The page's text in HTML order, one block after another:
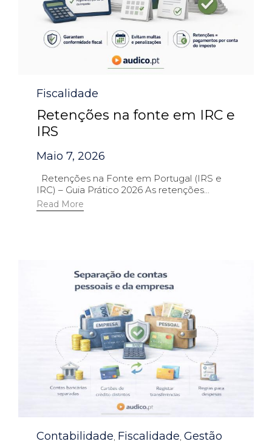
Category
Fiscalidade
Retenções na fonte em IRC e
IRS
Maio 7, 2026
Retenções na Fonte em Portugal (IRS e
IRC) – Guia Prático 2026 As retenções...
Read More
Category
Contabilidade, Fiscalidade, Gestão